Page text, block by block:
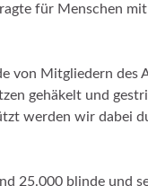
für Menschen
von Mitgliedern des
gehäkelt und
werden wir dabei
25.000 blinde und